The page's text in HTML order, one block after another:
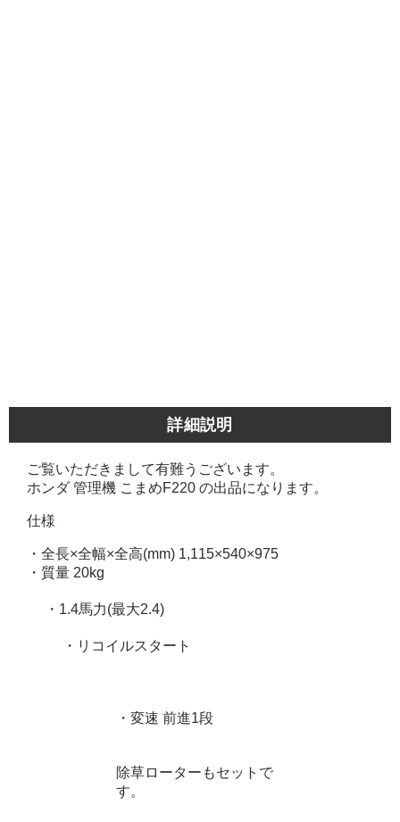
詳細説明
ご覧いただきまして有難うございます。
ホンダ 管理機 こまめF220 の出品になります。
仕様
・全長×全幅×全高(mm) 1,115×540×975
・質量 20kg
・1.4馬力(最大2.4)
・リコイルスタート
・変速 前進1段
除草ローターもセットで
す。